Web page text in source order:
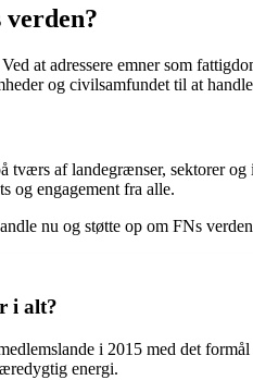
at adressere emner som
og civilsamfundet til at
tværs af landegrænser, sektorer
og engagement fra alle.
nu og støtte op om FNs
i alt?
i 2015 med det
energi.